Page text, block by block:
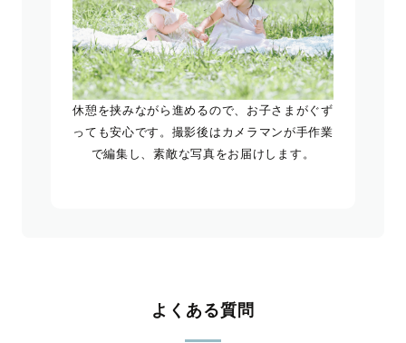
休憩を挟みながら進めるので、お子さまがぐず
っても安心です。撮影後はカメラマンが手作業
で編集し、素敵な写真をお届けします。
よくある質問